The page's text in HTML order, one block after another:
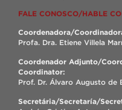
FALE CONOSCO/HABLE
Coordenadora/
Profa. Dra. Etiene Villela
Coordenador Adjunto/
Coordinator:
Prof. Dr. Álvaro Augusto de
Secretária/Secretaría/